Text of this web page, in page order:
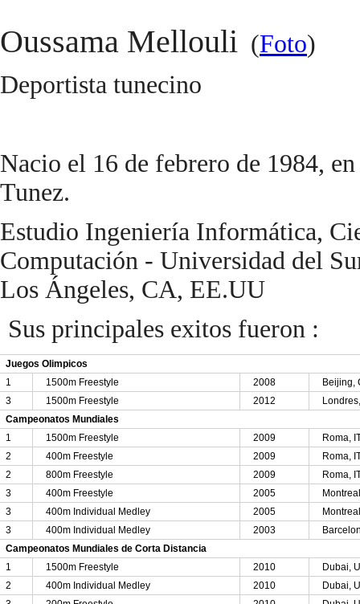
Oussama Mellouli (Foto)
Deportista tunecino
Nacio el 16 de febrero de 1984,
Tunez.
Estudio Ingeniería Informática,
Computación - Universidad del
Los Ángeles, CA, EE.UU
Sus principales exitos fueron :
Juegos Olimpicos
1
1500m Freestyle 2008
Beijing,
3
1500m Freestyle 2012
Campeonatos Mundiales
1
1500m Freestyle 2009
Roma,
2
400m Freestyle 2009
Roma,
2
800m Freestyle 2009
Roma,
3
400m Freestyle 2005
3
400m Individual Medley 2005
3
400m Individual Medley 2003
Campeonatos Mundiales de Corta Distancia
1
1500m Freestyle 2010
Dubai,
2
400m Individual Medley 2010
Dubai,